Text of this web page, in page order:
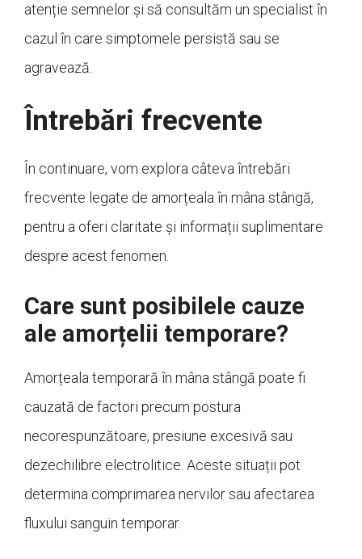
atenție semnelor și să consultăm un specialist în
cazul în care simptomele persistă sau se
agravează.
Întrebări frecvente
În continuare, vom explora câteva întrebări
frecvente legate de amorțeala în mâna stângă,
pentru a oferi claritate și informații suplimentare
despre acest fenomen.
Care sunt posibilele cauze
ale amorțelii temporare?
Amorțeala temporară în mâna stângă poate fi
cauzată de factori precum postura
necorespunzătoare, presiune excesivă sau
dezechilibre electrolitice. Aceste situații pot
determina comprimarea nervilor sau afectarea
fluxului sanguin temporar.